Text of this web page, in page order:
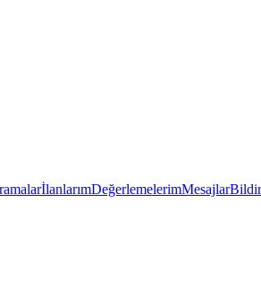
İlanlarımDeğerlemelerimMesajlar